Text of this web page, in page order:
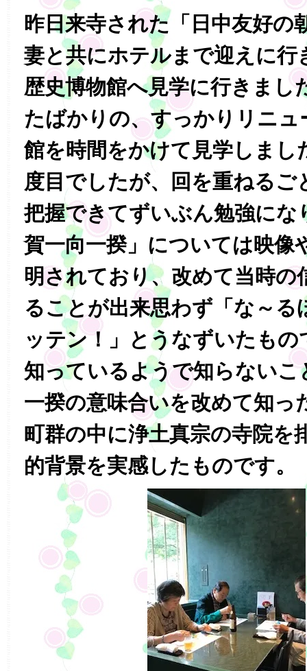
昨日来寺された「日中友好の
妻と共にホテルまで迎えに行
歴史博物館へ見学に行きまし
たばかりの、すっかりリニュ
館を時間をかけて見学しまし
度目でしたが、回を重ねるご
把握できてずいぶん勉強にな
賀一向一揆」については映像
明されており、改めて当時の
ることが出来思わず「な～る
ッテン！」とうなずいたも
知っているようで知らないこ
一揆の意味合いを改めて知っ
町群の中に浄土真宗の寺院を
的背景を実感したものです。